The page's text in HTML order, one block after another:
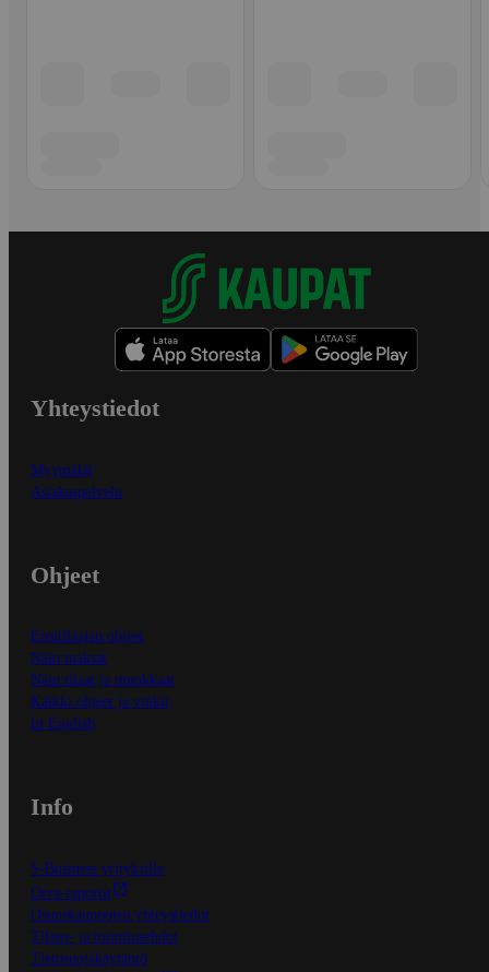
Yhteystiedot
Myymälät
Asiakaspalvelu
Ohjeet
Ensitilaajan ohjeet
Näin maksat
Näin tilaat ja muokkaat
Kaikki ohjeet ja vinkit
In English
Info
S-Business yrityksille
Oiva-raportit
Osuuskauppojen yhteystiedot
Tilaus- ja toimitusehdot
Tietosuojakäytäntö